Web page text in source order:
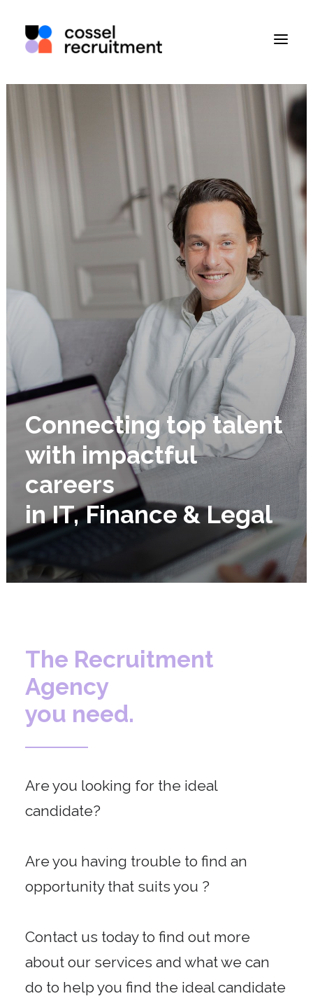
Connecting top talent
with impactful
careers
in IT, Finance & Legal
The Recruitment
Agency
you need.
Are you looking for the ideal
candidate?
Are you having trouble to find an
opportunity that suits you ?
Contact us today to find out more
about our services and what we can
do to help you find the ideal candidate